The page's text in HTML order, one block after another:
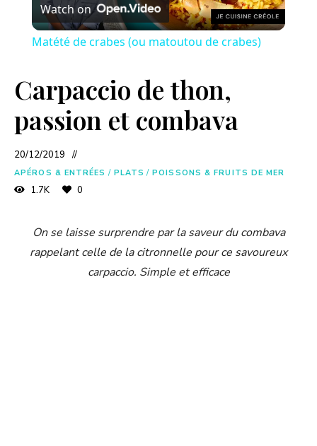
l
y
d
e
Watch on
Matété de crabes (ou matoutou de crabes)
Carpaccio de thon,
passion et combava
20/12/2019
APÉROS & ENTRÉES / PLATS / POISSONS & FRUITS DE MER
1.7K 0
On se laisse surprendre par la saveur du combava
rappelant celle de la citronnelle pour ce savoureux
carpaccio. Simple et efficace